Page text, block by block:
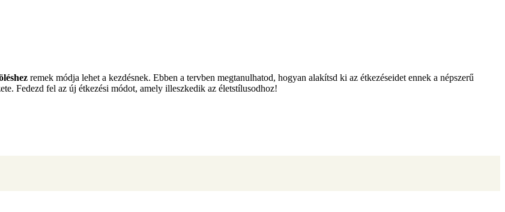
remek módja lehet a kezdésnek. Ebben a tervben megtanulhatod, hogyan alakítsd ki az étkezéseidet ennek a népszerű
Fedezd fel az új étkezési módot, amely illeszkedik az életstílusodhoz!